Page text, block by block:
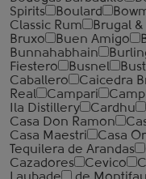
Spirits
Boulard
Classic Rum
Brugal
Bruxo
Buen Amigo
Bunnahabhain
Fiestero
Busnel
Caballero
Caicedra
Real
Campari
Ila Distillery
Cardhu
Casa Don Ramon
Casa Maestri
Casa
Tequilera de Arandas
Cazadores
Cevico